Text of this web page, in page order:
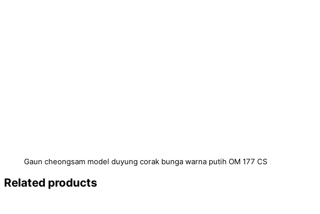
Gaun cheongsam model duyung corak bunga warna putih OM 177 CS
Related products